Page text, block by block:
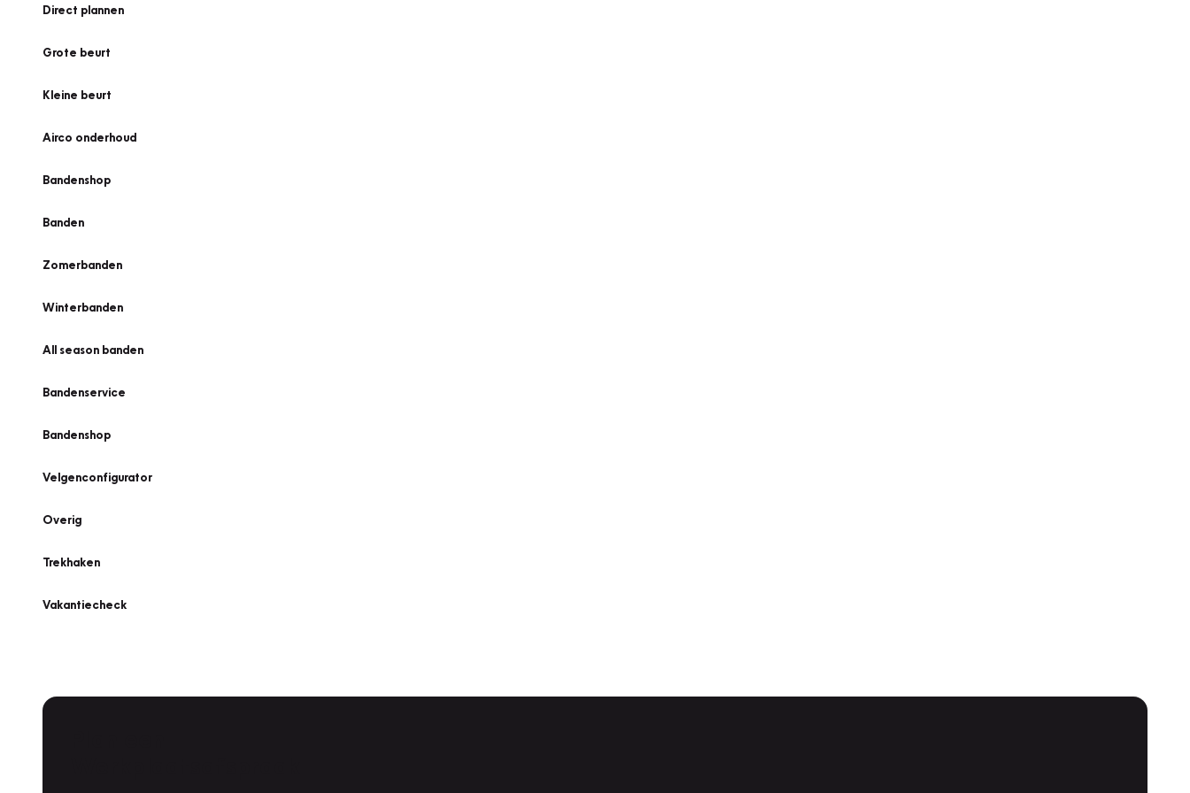
Direct plannen
Grote beurt
Kleine beurt
Airco onderhoud
Bandenshop
Banden
Zomerbanden
Winterbanden
All season banden
Bandenservice
Bandenshop
Velgenconfigurator
Overig
Trekhaken
Vakantiecheck